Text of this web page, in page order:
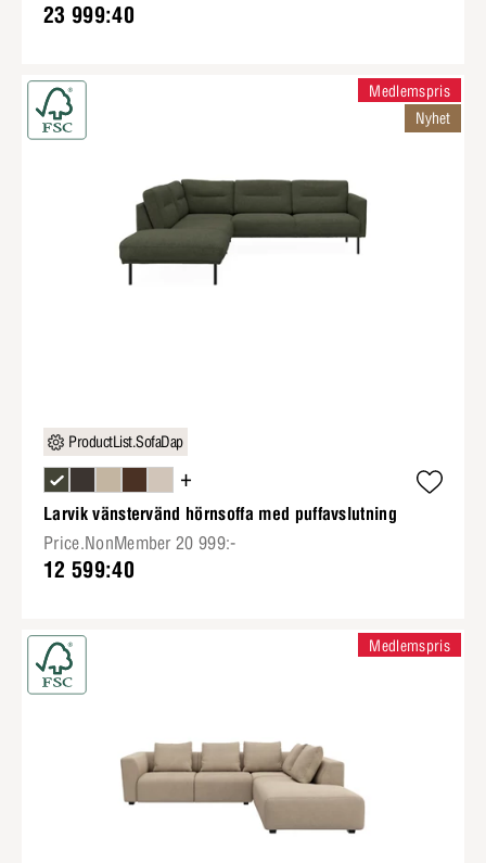
23 999:40
ProductList.SofaDap
+
Larvik vänstervänd hörnsoffa med puffavslutning
Price.NonMember 20 999:-
12 599:40
Medlemspris
Nyhet
Medlemspris